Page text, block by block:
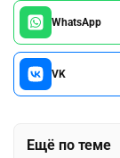
WhatsApp
VK
Ещё по теме